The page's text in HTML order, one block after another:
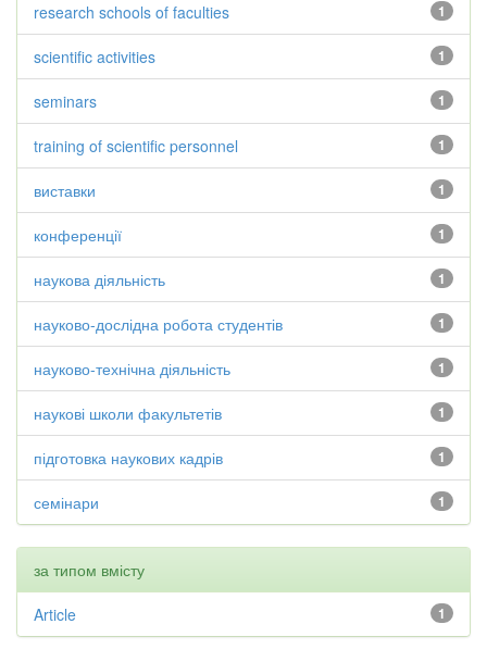
1
research schools of faculties
1
scientific activities
1
seminars
1
training of scientific personnel
1
виставки
1
конференції
1
наукова діяльність
1
науково-дослідна робота студентів
1
науково-технічна діяльність
1
наукові школи факультетів
1
підготовка наукових кадрів
1
семінари
за типом вмісту
1
Article